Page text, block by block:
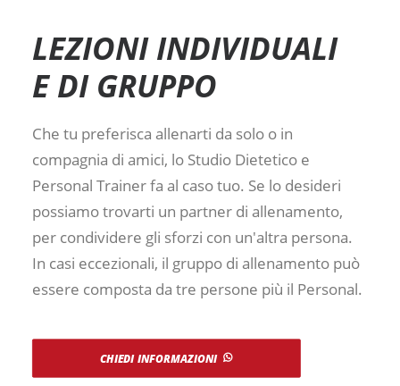
LEZIONI INDIVIDUALI
E DI GRUPPO
Che tu preferisca allenarti da solo o in
compagnia di amici, lo Studio Dietetico e
Personal Trainer fa al caso tuo. Se lo desideri
possiamo trovarti un partner di allenamento,
per condividere gli sforzi con un'altra persona.
In casi eccezionali, il gruppo di allenamento può
essere composta da tre persone più il Personal.
CHIEDI INFORMAZIONI